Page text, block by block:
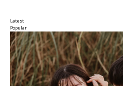
Latest
Popular